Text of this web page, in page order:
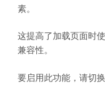
素。
这提高了加载页面时
兼容性。
要启用此功能，请切